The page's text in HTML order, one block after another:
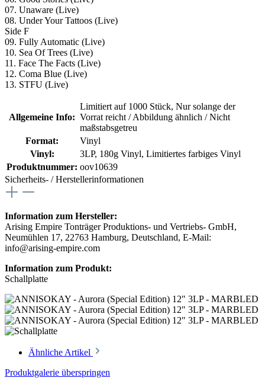
07. Unaware (Live)
08. Under Your Tattoos (Live)
Side F
09. Fully Automatic (Live)
10. Sea Of Trees (Live)
11. Face The Facts (Live)
12. Coma Blue (Live)
13. STFU (Live)
Allgemeine Info:
Limitiert auf 1000 Stück, Nur solange der
Vorrat reicht / Abbildung ähnlich / Nicht
maßstabsgetreu
Format:
Vinyl
Vinyl:
3LP, 180g Vinyl, Limitiertes farbiges Vinyl
Produktnummer: oov10639
Sicherheits- / Herstellerinformationen
Information zum Hersteller:
Arising Empire Tonträger Produktions- und Vertriebs- GmbH,
Neumühlen 17, 22763 Hamburg, Deutschland, E-Mail:
info@arising-empire.com
Information zum Produkt:
Schallplatte
Ähnliche Artikel
Produktgalerie überspringen